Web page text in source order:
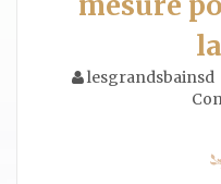
lesgrandsbainsd